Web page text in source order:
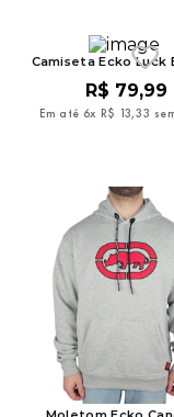
Camiseta Ecko Luck
R$ 79,99
Em até 6x R$ 13,33